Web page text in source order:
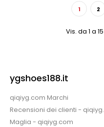
1 2
Vis. da 1 a
ygshoes188.it
qiqiyg.com Marchi
Recensioni dei clienti -
Maglia - qiqiyg.com